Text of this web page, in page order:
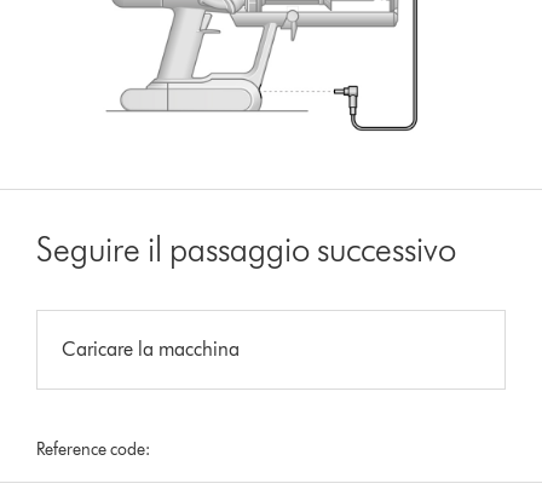
Seguire il passaggio successivo
Caricare la macchina
Reference code: